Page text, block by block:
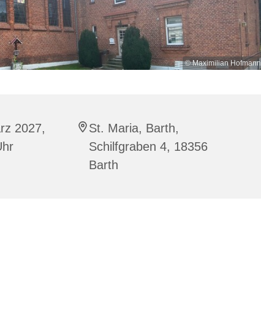
© Maximilian Hofmann
2027,
St. Maria, Barth,
Schilfgraben 4, 18356
Barth